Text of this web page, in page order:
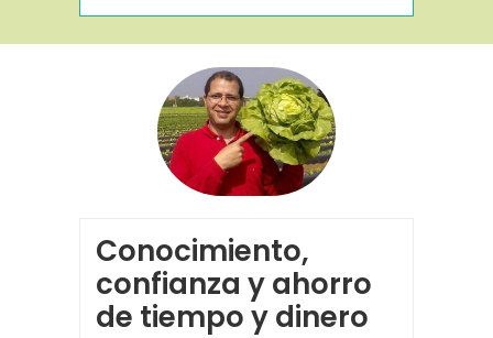
Conocimiento,
confianza y ahorro
de tiempo y dinero